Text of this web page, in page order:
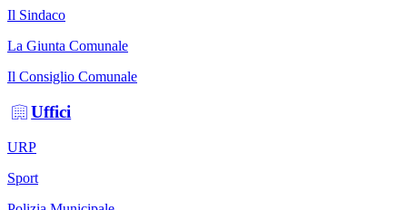
Il Sindaco
La Giunta Comunale
Il Consiglio Comunale
Uffici
URP
Sport